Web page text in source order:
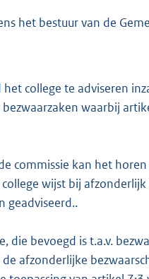
het bestuur van de
college te adviseren
waarbij
commissie kan het
wijst bij
geadviseerd..
die bevoegd is t.a.v.
afzonderlijke